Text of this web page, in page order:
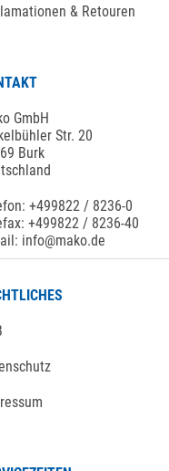
& Retouren
GmbH
Str. 20
Burk
+499822 / 8236-0
+499822 / 8236-40
info@mako.de